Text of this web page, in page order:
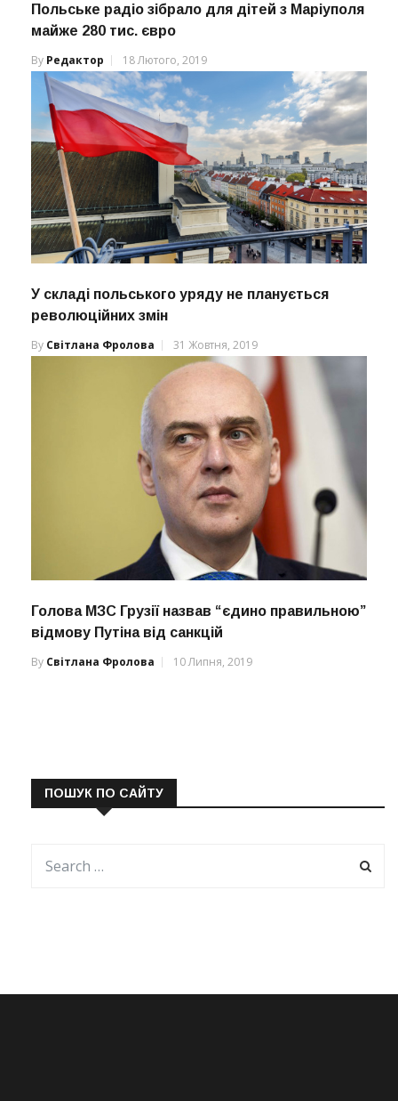
Польське радіо зібрало для дітей з Маріуполя
майже 280 тис. євро
By Редактор 18 Лютого, 2019
У складі польського уряду не планується
революційних змін
By Світлана Фролова 31 Жовтня, 2019
Голова МЗС Грузії назвав “єдино правильною”
відмову Путіна від санкцій
By Світлана Фролова 10 Липня, 2019
ПОШУК ПО САЙТУ